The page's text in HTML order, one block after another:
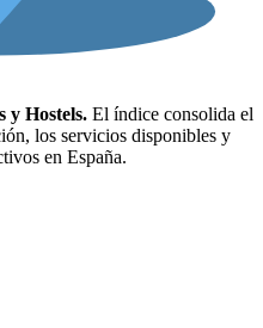
y Hostels. El índice consolida el
los servicios disponibles y
en España.